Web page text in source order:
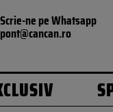
Scrie-ne pe Whatsapp
pont@cancan.ro